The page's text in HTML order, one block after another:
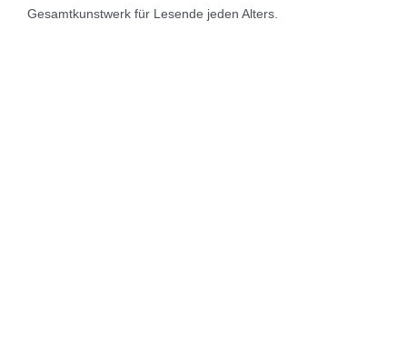
Gesamtkunstwerk für Lesende jeden Alters.